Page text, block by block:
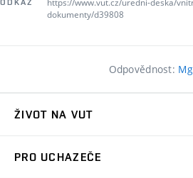
ODKAZ
https://www.vut.cz/uredni-deska/
dokumenty/d39808
Odpovědnost:
ŽIVOT NA VUT
PRO UCHAZEČE